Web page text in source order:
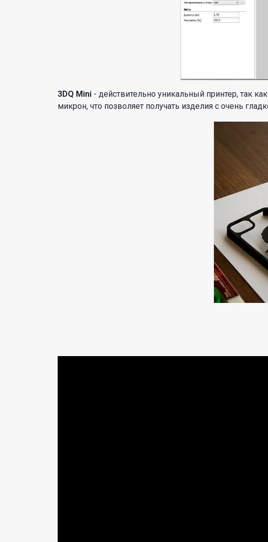
3DQ Mini - действительно уникальный принтер, так
микрон, что позволяет получать изделия с очень